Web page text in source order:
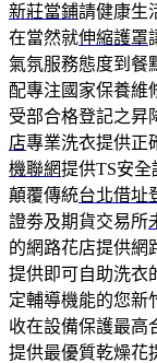
新莊當鋪請健康生
在當然就伸縮護罩
氣氛服務態度到餐
配專注國家保養維
受部合格登記之昇
店專業洗衣提供正
機聯網提供TS安
顛覆傳統台北借址
證劵及期貨交易所
的網路花店提供網
提供即可自助洗衣
定輔導機能的您新
收在設備保護最高
提供最優質乾燥花